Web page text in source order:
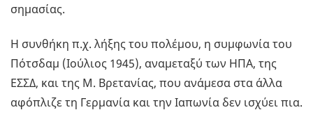
σημασίας.
Η συνθήκη π.χ. λήξης του πολέμου, η συμφωνία του
Πότσδαμ (Ιούλιος 1945), αναμεταξύ των ΗΠΑ, της
ΕΣΣΔ, και της Μ. Βρετανίας, που ανάμεσα στα άλλα
αφόπλιζε τη Γερμανία και την Ιαπωνία δεν ισχύει πια.